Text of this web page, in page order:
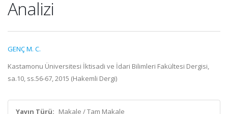
Analizi
GENÇ M. C.
Kastamonu Üniversitesi İktisadi ve İdari Bilimleri Fakültesi Dergisi,
sa.10, ss.56-67, 2015 (Hakemli Dergi)
Yayın Türü: Makale / Tam Makale